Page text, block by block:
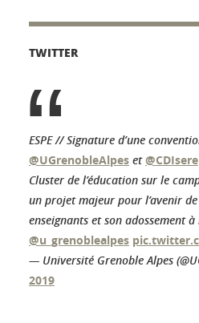
TWITTER
ESPE // Signature d’une
@UGrenobleAlpes et@CDIsere
Cluster de l’éducation sur le
un projet majeur pour l’avenir
enseignants et son adossement à
@u_grenoblealpes
— Université Grenoble Alpes
2019